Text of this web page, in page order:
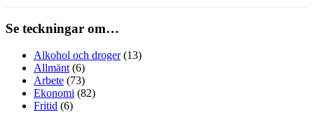
Se teckningar om…
Alkohol och droger(13)
Allmänt(6)
Arbete (73)
Ekonomi (82)
Fritid (6)